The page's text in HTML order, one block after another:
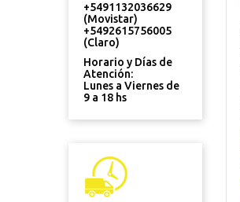
+5491132036629
(Movistar)
+5492615756005
(Claro)
Horario y Días de
Atención:
Lunes a Viernes de
9 a 18 hs